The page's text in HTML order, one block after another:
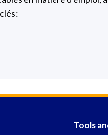
:
Tools